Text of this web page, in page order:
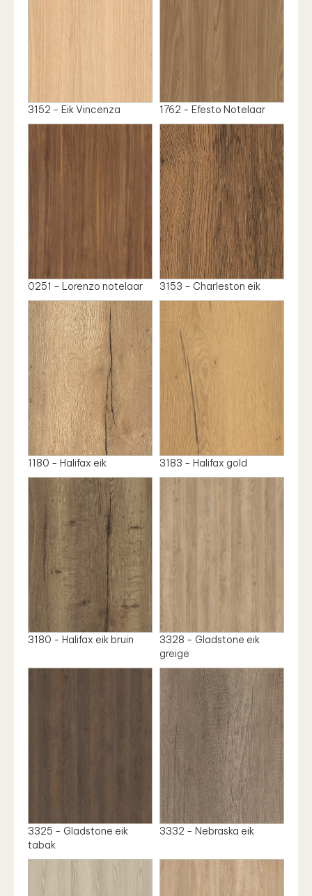
3152 - Eik Vincenza 1762 - Efesto Notelaar
0251 - Lorenzo notelaar 3153 - Charleston eik
1180 - Halifax eik 3183 - Halifax gold
3180 - Halifax eik bruin
3328 - Gladstone eik
greige
3325 - Gladstone eik
tabak
3332 - Nebraska eik